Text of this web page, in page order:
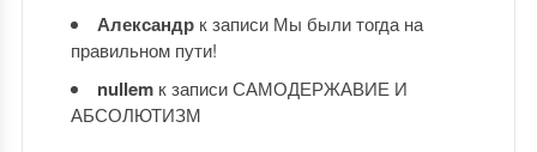
Александрк записи Мы были тогда на
правильном пути!
nullemк записиСАМОДЕРЖАВИЕ И
АБСОЛЮТИЗМ